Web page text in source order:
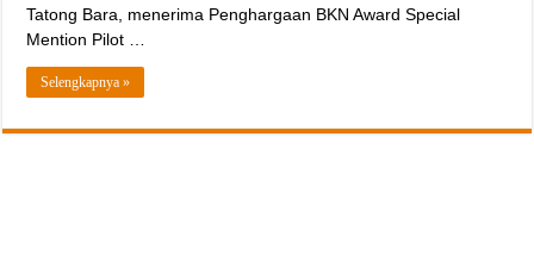
Tatong Bara, menerima Penghargaan BKN Award Special
Mention Pilot …
Selengkapnya »